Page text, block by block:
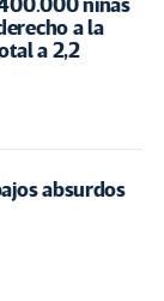
niñas
a la
a 2,2
absurdos